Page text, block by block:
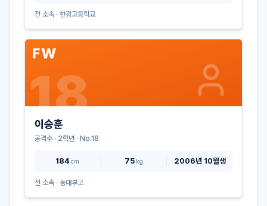
전 소속 · 한광고등학교
FW
18
이승훈
공격수· 2학년 · No.18
184 cm 75 kg 2006년 10월생
전 소속 · 동대부고